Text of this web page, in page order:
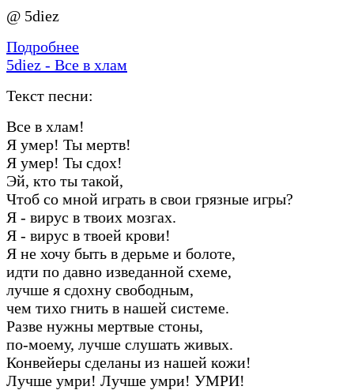
@ 5diez
Подробнее
5diez - Все в хлам
Текст песни:
Все в хлам!
Я умер! Ты мертв!
Я умер! Ты сдох!
Эй, кто ты такой,
Чтоб со мной играть в свои грязные игры?
Я - вирус в твоих мозгах.
Я - вирус в твоей крови!
Я не хочу быть в дерьме и болоте,
идти по давно изведанной схеме,
лучше я сдохну свободным,
чем тихо гнить в нашей системе.
Разве нужны мертвые стоны,
по-моему, лучше слушать живых.
Конвейеры сделаны из нашей кожи!
Лучше умри! Лучше умри! УМРИ!